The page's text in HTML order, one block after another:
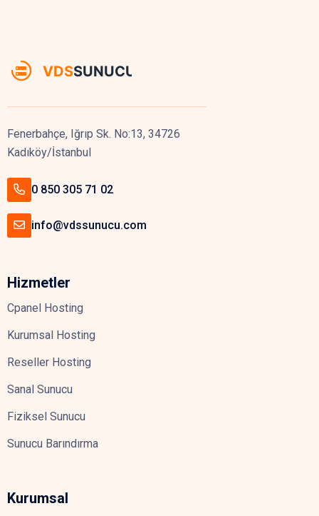
Fenerbahçe, Iğrıp Sk. No:13, 34726
Kadıköy/İstanbul
0 850 305 71 02
info@vdssunucu.com
Hizmetler
Cpanel Hosting
Kurumsal Hosting
Reseller Hosting
Sanal Sunucu
Fiziksel Sunucu
Sunucu Barındırma
Kurumsal